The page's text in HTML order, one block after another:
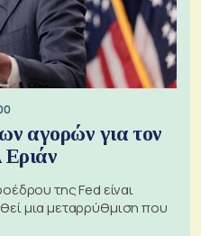
αγορών για τον
Εριάν
της Fed είναι
μια μεταρρύθμιση που